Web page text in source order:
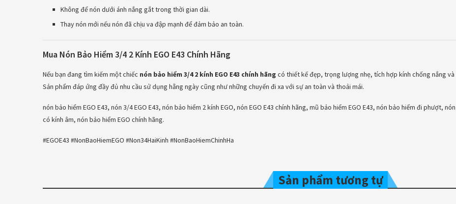
Không để nón dưới ánh nắng gắt trong thời gian dài.
Thay nón mới nếu nón đã chịu va đập mạnh để đảm bảo an toàn.
Mua Nón Bảo Hiểm 3/4 2 Kính EGO E43 Chính Hãng
Nếu bạn đang tìm kiếm một chiếc nón bảo hiểm 3/4 2 kính EGO E43 chính hãng có thiết kế đẹp, trọng lượng nhẹ, tích hợp kính chống nắng
Sản phẩm đáp ứng đầy đủ nhu cầu sử dụng hằng ngày cũng như những chuyến đi xa với sự an toàn và thoải mái.
nón bảo hiểm EGO E43, nón 3/4 EGO E43, nón bảo hiểm 2 kính EGO, nón EGO E43 chính hãng, mũ bảo hiểm EGO E43, nón bảo hiểm đi phượt,
có kính âm, nón bảo hiểm EGO chính hãng.
#EGOE43 #NonBaoHiemEGO #Non34HaiKinh #NonBaoHiemChinhHa
Sản phẩm tương tự